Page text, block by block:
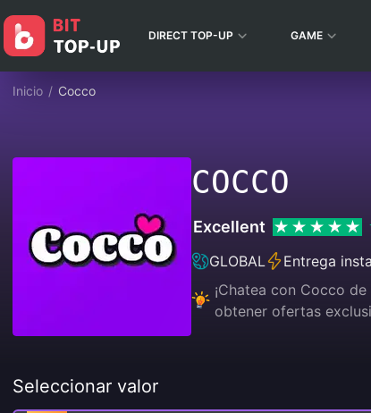
DIRECT TOP-UP GAME
Inicio / Cocco
COCCO
Excellent
GLOBAL
Entrega
¡Chatea con Cocco
obtener ofertas
Seleccionar valor